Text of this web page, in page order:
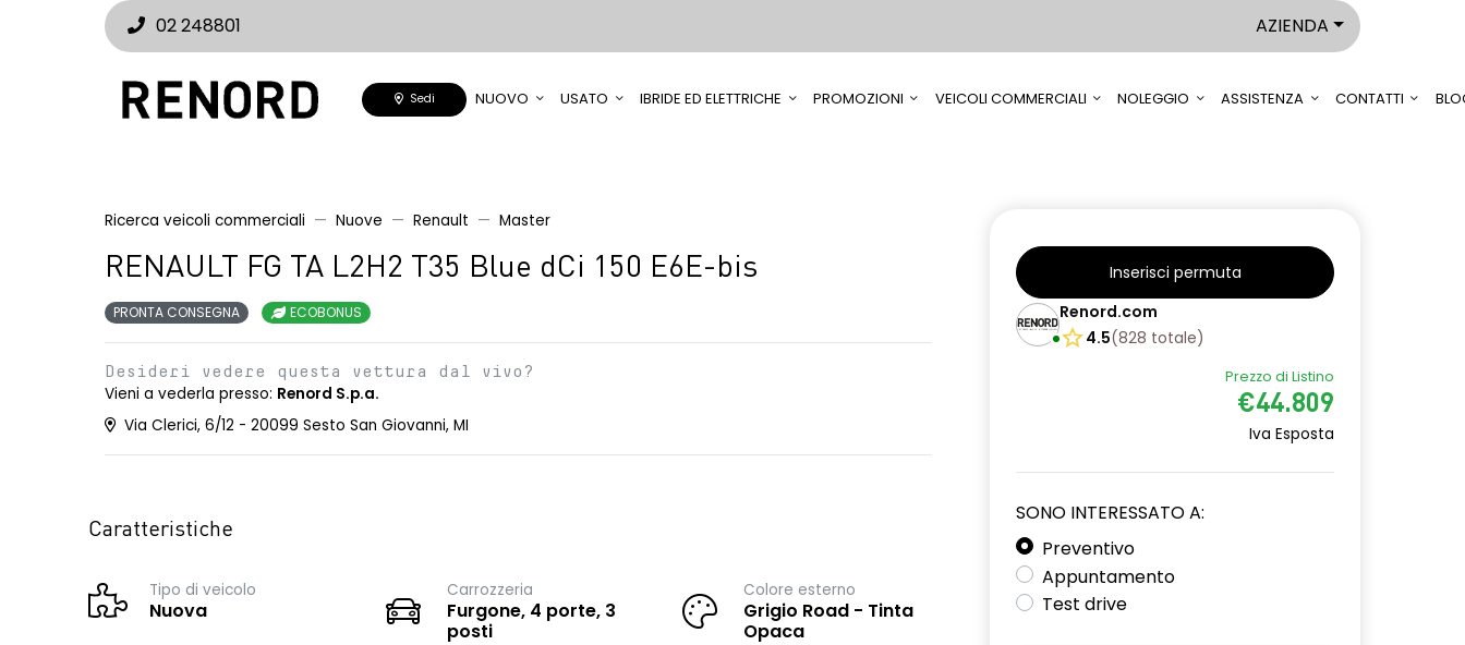
02 248801 AZIENDA
Sedi NUOVO USATO IBRIDE ED ELETTRICHE PROMOZIONI VEICOLI COMMERCIALI NOLEGGIO ASSISTENZA CONTATTI
Ricerca veicoli commerciali Nuove Renault Master
RENAULT FG TA L2H2 T35 Blue dCi 150 E6E-bis
PRONTA CONSEGNA ECOBONUS
Desideri vedere questa vettura dal vivo?
Vieni a vederla presso: Renord S.p.a.
Via Clerici, 6/12 - 20099 Sesto San Giovanni, MI
Caratteristiche
Tipo di veicolo
Nuova
Carrozzeria
Furgone, 4 porte, 3
posti
Colore esterno
Grigio Road - Tinta
Opaca
Inserisci permuta
Renord.com
4.5(828 totale)
Prezzo di Listino
€44.809
Iva Esposta
SONO INTERESSATO A:
Preventivo
Appuntamento
Test drive